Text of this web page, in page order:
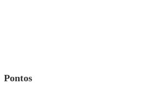
Pontos